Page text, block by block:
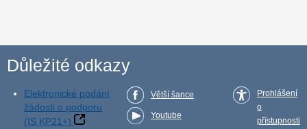
Důležité odkazy
Elektronické podání
žádosti o podporu
(IS KP21+)
Větší šance
Youtube
Prohlášení
o
přístupnosti